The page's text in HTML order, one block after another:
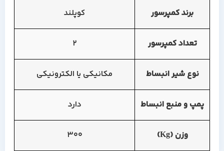
برند کمپرسور کوپلند
تعداد کمپرسور
نوع شیر انبساط مکانیکی یا الکترونیکی
پمپ و منبع انبساط
وزن (Kg)